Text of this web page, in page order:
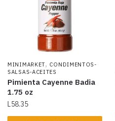
MINIMARKET, CONDIMENTOS-
SALSAS-ACEITES
Pimienta Cayenne Badia
1.75 oz
L58.35